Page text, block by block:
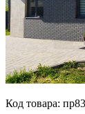
Код товара: